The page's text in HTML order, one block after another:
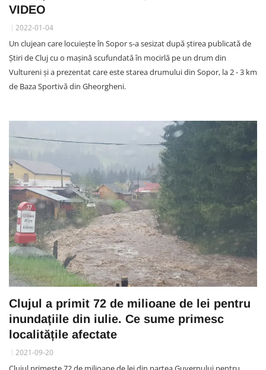
VIDEO
2022-01-04
Un clujean care locuiește în Sopor s-a sesizat după știrea publicată de
Știri de Cluj cu o mașină scufundată în mocirlă pe un drum din
Vultureni și a prezentat care este starea drumului din Sopor, la 2 - 3 km
de Baza Sportivă din Gheorgheni.
Clujul a primit 72 de milioane de lei pentru
inundațiile din iulie. Ce sume primesc
localitățile afectate
2021-09-20